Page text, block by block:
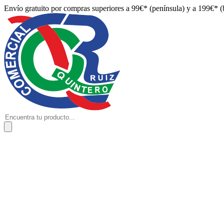
Envío gratuito por compras superiores a 99€* (península) y a 199€*